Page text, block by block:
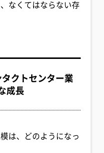
なくてはならない存
クトセンター業
成長
は、どのようになっ